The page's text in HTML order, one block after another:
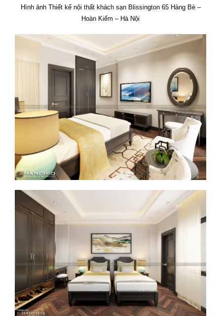
Hình ảnh Thiết kế nội thất khách sạn Blissington 65 Hàng Bè –
Hoàn Kiếm – Hà Nội